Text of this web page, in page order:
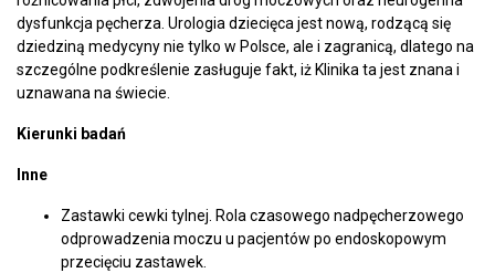
dysfunkcja pęcherza. Urologia dziecięca jest nową, rodzącą się
dziedziną medycyny nie tylko w Polsce, ale i zagranicą, dlatego na
szczególne podkreślenie zasługuje fakt, iż Klinika ta jest znana i
uznawana na świecie.
Kierunki badań
Inne
Zastawki cewki tylnej. Rola czasowego nadpęcherzowego
odprowadzenia moczu u pacjentów po endoskopowym
przecięciu zastawek.